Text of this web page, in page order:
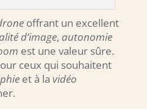
offrant un excellent
d’image, autonomie
est une valeur sûre.
ceux qui souhaitent
et à la vidéo